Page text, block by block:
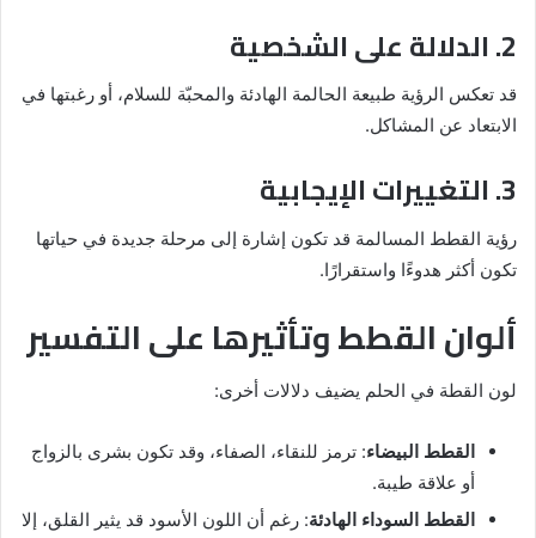
2. الدلالة على الشخصية
قد تعكس الرؤية طبيعة الحالمة الهادئة والمحبّة للسلام، أو رغبتها في
الابتعاد عن المشاكل.
3. التغييرات الإيجابية
رؤية القطط المسالمة قد تكون إشارة إلى مرحلة جديدة في حياتها
تكون أكثر هدوءًا واستقرارًا.
ألوان القطط وتأثيرها على التفسير
لون القطة في الحلم يضيف دلالات أخرى:
القطط البيضاء: ترمز للنقاء، الصفاء، وقد تكون بشرى بالزواج
أو علاقة طيبة.
القطط السوداء الهادئة: رغم أن اللون الأسود قد يثير القلق، إلا